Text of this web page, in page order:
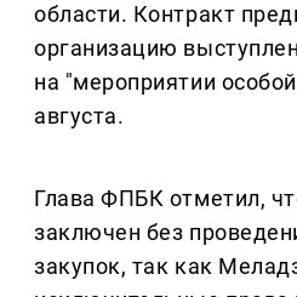
области. Контракт
организацию
на "мероприятии
августа.
Глава ФПБК отметил,
заключен без
закупок, так как